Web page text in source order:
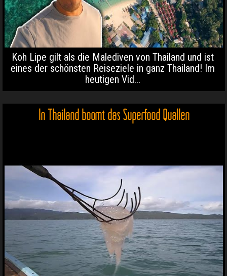
Koh Lipe gilt als die Malediven von Thailand und ist
eines der schönsten Reiseziele in ganz Thailand! Im
heutigen Vid...
In Thailand boomt das Superfood Quallen